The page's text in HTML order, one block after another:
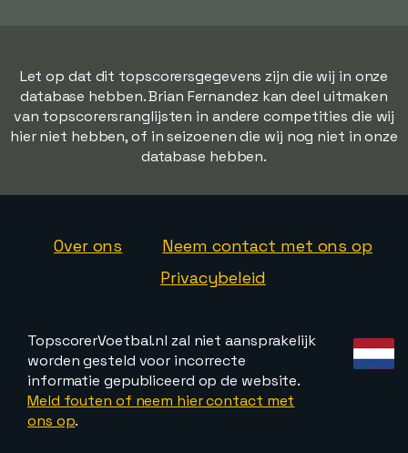
Let op dat dit topscorersgegevens zijn die wij in onze
database hebben. Brian Fernandez kan deel uitmaken
van topscorersranglijsten in andere competities die wij
hier niet hebben, of in seizoenen die wij nog niet in onze
database hebben.
Over ons
Neem contact met ons op
Privacybeleid
TopscorerVoetbal.nl zal niet aansprakelijk
worden gesteld voor incorrecte
informatie gepubliceerd op de website.
Meld fouten of neem hier contact met
ons op.